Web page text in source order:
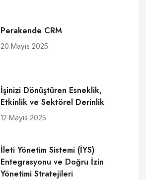
Perakende CRM
20 Mayıs 2025
İşinizi Dönüştüren Esneklik,
Etkinlik ve Sektörel Derinlik
12 Mayıs 2025
İleti Yönetim Sistemi (İYS)
Entegrasyonu ve Doğru İzin
Yönetimi Stratejileri